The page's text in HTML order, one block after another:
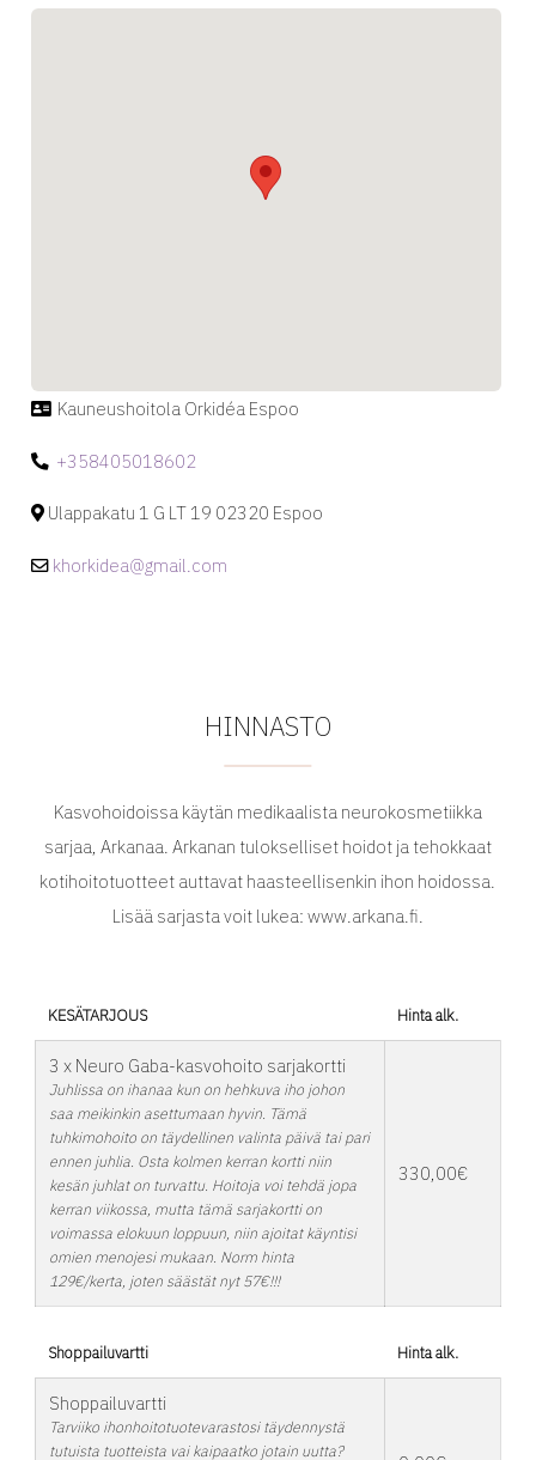
Kauneushoitola Orkidéa Espoo
+358405018602
Ulappakatu 1 G LT 19 02320 Espoo
khorkidea@gmail.com
HINNASTO
Kasvohoidoissa käytän medikaalista neurokosmetiikka
sarjaa, Arkanaa. Arkanan tulokselliset hoidot ja tehokkaat
kotihoitotuotteet auttavat haasteellisenkin ihon hoidossa.
Lisää sarjasta voit lukea: www.arkana.fi.
KESÄTARJOUS Hinta alk.
3 x Neuro Gaba-kasvohoito sarjakortti
Juhlissa on ihanaa kun on hehkuva iho johon
saa meikinkin asettumaan hyvin. Tämä
tuhkimohoito on täydellinen valinta päivä tai pari
ennen juhlia. Osta kolmen kerran kortti niin
kesän juhlat on turvattu. Hoitoja voi tehdä jopa
kerran viikossa, mutta tämä sarjakortti on
voimassa elokuun loppuun, niin ajoitat käyntisi
omien menojesi mukaan. Norm hinta
129€/kerta, joten säästät nyt 57€!!!
330,00€
Shoppailuvartti Hinta alk.
Shoppailuvartti
Tarviiko ihonhoitotuotevarastosi täydennystä
tutuista tuotteista vai kaipaatko jotain uutta?